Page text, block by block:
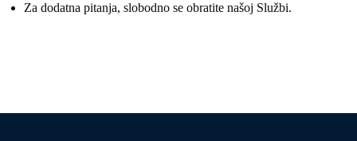
Za dodatna pitanja, slobodno se obratite našoj Službi.